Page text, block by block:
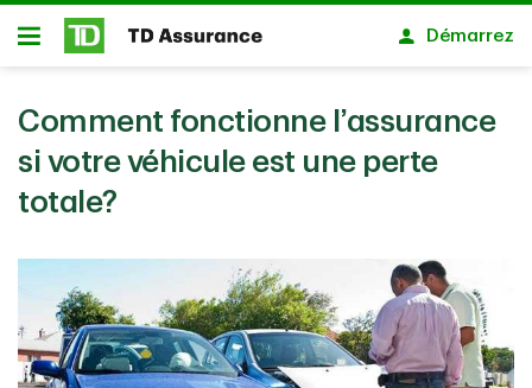
Passer au contenu principal
Ouvert
Démarrez
Comment fonctionne l’assurance
si votre véhicule est une perte
totale?